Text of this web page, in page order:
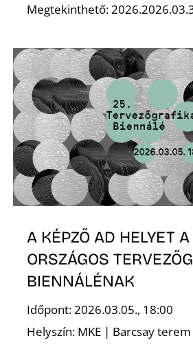
Megtekinthető:
A KÉPZŐ AD HELYET
ORSZÁGOS
BIENNÁLÉNAK
Időpont: 2026.03.05., 18:00
Helyszín: MKE | Barcsay terem